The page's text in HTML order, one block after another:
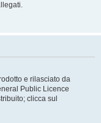
e rilasciato da
Public Licence
clicca sul